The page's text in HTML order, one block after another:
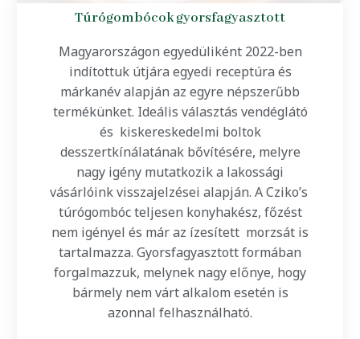
Túrógombócok gyorsfagyasztott
Magyarországon egyedüliként 2022-ben
indítottuk útjára egyedi receptúra és
márkanév alapján az egyre népszerűbb
termékünket. Ideális választás vendéglátó
és kiskereskedelmi boltok
desszertkínálatának bővítésére, melyre
nagy igény mutatkozik a lakossági
vásárlóink visszajelzései alapján. A Cziko’s
túrógombóc teljesen konyhakész, főzést
nem igényel és már az ízesített morzsát is
tartalmazza. Gyorsfagyasztott formában
forgalmazzuk, melynek nagy előnye, hogy
bármely nem várt alkalom esetén is
azonnal felhasználható.